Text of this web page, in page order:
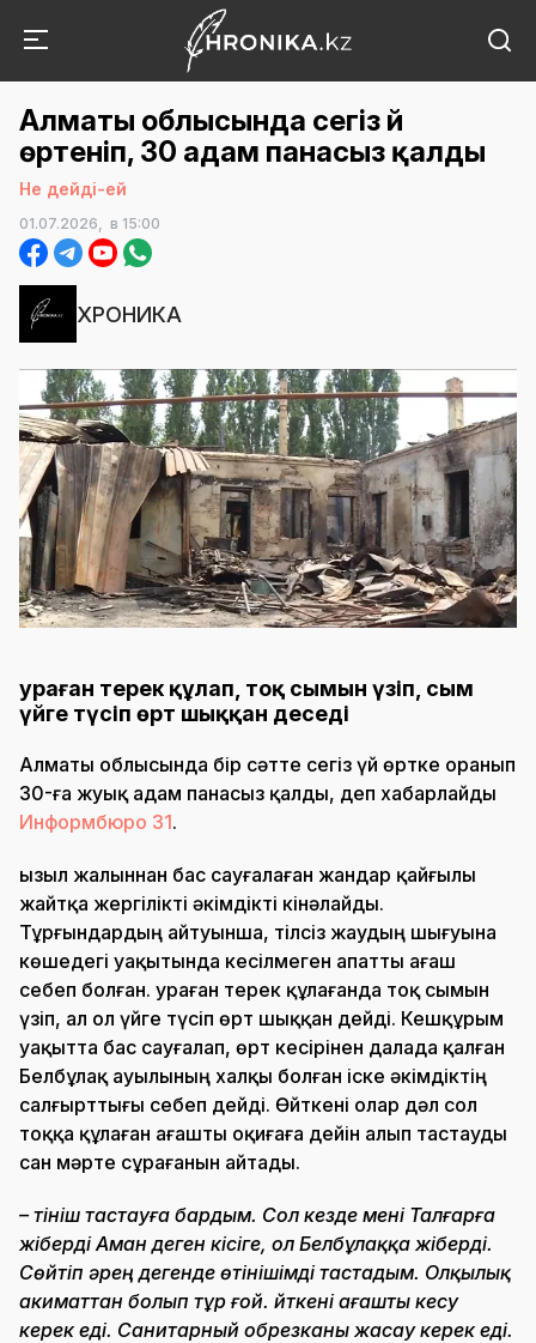
Алматы облысында сегіз үй
өртеніп, 30 адам панасыз қалды
Не дейді-ей
01.07.2026, в 15:00
ХРОНИКА
Қураған терек құлап, тоқ сымын үзіп, сым
үйге түсіп өрт шыққан деседі
Алматы облысында бір сәтте сегіз үй өртке оранып
30-ға жуық адам панасыз қалды, деп хабарлайды
Информбюро 31.
Қызыл жалыннан бас сауғалаған жандар қайғылы
жайтқа жергілікті әкімдікті кінәлайды.
Тұрғындардың айтуынша, тілсіз жаудың шығуына
көшедегі уақытында кесілмеген апатты ағаш
себеп болған. Қураған терек құлағанда тоқ сымын
үзіп, ал ол үйге түсіп өрт шыққан дейді. Кешқұрым
уақытта бас сауғалап, өрт кесірінен далада қалған
Белбұлақ ауылының халқы болған іске әкімдіктің
салғырттығы себеп дейді. Өйткені олар дәл сол
тоққа құлаған ағашты оқиғаға дейін алып тастауды
сан мәрте сұрағанын айтады.
– Өтініш тастауға бардым. Сол кезде мені Талғарға
жіберді Аман деген кісіге, ол Белбұлаққа жіберді.
Сөйтіп әрең дегенде өтінішімді тастадым. Олқылық
акиматтан болып тұр ғой. Өйткені ағашты кесу
керек еді. Санитарный обрезканы жасау керек еді.